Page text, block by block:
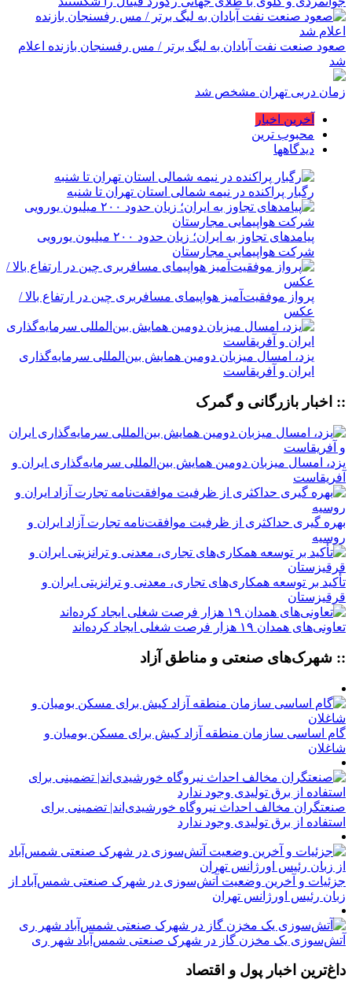
صعود صنعت نفت آبادان به لیگ برتر / مس رفسنجان بازنده اعلام
شد
زمان دربی تهران مشخص شد
آخرین اخبار
محبوب ترین
دیدگاهها
رگبار پراکنده در نیمه شمالی استان تهران تا شنبه
پیامدهای تجاوز به ایران؛ زیان حدود ۲۰۰ میلیون یورویی
شرکت هواپیمایی مجارستان
پرواز موفقیت‌آمیز هواپیمای مسافربری چین در ارتفاع بالا /
عکس
یزد، امسال میزبان دومین همایش بین‌المللی سرمایه‌گذاری
ایران و آفریقاست
:: اخبار بازرگانی و گمرک
یزد، امسال میزبان دومین همایش بین‌المللی سرمایه‌گذاری ایران و
آفریقاست
بهره گیری حداکثری از ظرفیت موافقت‌نامه تجارت آزاد ایران و
روسیه
تأکید بر توسعه همکاری‌های تجاری، معدنی و ترانزیتی ایران و
قرقیزستان
تعاونی‌های همدان ۱۹ هزار فرصت شغلی ایجاد کرده‌اند
:: شهرک‌های صنعتی و مناطق آزاد
گام اساسی سازمان منطقه آزاد کیش برای مسکن بومیان و
شاغلان
صنعتگران مخالف احداث نیروگاه خورشیدی‌اند| تضمینی برای
استفاده از برق تولیدی وجود ندارد
جزئیات و آخرین وضعیت آتش‌سوزی در شهرک صنعتی شمس‌آباد از
زبان رئیس اورژانس تهران
آتش‌سوزی یک مخزن گاز در شهرک صنعتی شمس‌آباد شهر ری
داغ‌ترین اخبار پول و اقتصاد